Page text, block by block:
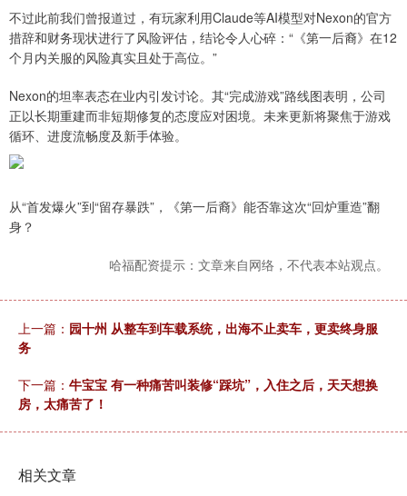
不过此前我们曾报道过，有玩家利用Claude等AI模型对Nexon的官方
措辞和财务现状进行了风险评估，结论令人心碎：“《第一后裔》在12
个月内关服的风险真实且处于高位。”
Nexon的坦率表态在业内引发讨论。其“完成游戏”路线图表明，公司
正以长期重建而非短期修复的态度应对困境。未来更新将聚焦于游戏
循环、进度流畅度及新手体验。
从“首发爆火”到“留存暴跌”，《第一后裔》能否靠这次“回炉重造”翻
身？
哈福配资提示：文章来自网络，不代表本站观点。
上一篇： 园十州 从整车到车载系统，出海不止卖车，更卖终身服
务
下一篇： 牛宝宝 有一种痛苦叫装修“踩坑”，入住之后，天天想换
房，太痛苦了！
相关文章